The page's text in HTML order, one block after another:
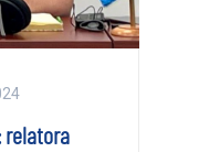
relatora